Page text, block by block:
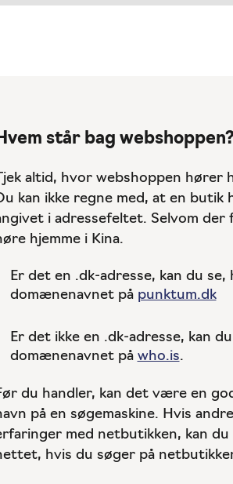
står bag webshoppen?
Tjek altid, hvor webshoppen hører
kan ikke regne med, at en
i adressefeltet. Selvom der
hjemme i Kina.
Er det en .dk-adresse, kan du
domænenavnet på punktum.dk
Er det ikke en .dk-adresse, kan
domænenavnet på who.is.
du handler, kan det være en
på en søgemaskine. Hvis
med netbutikken, kan
hvis du søger på